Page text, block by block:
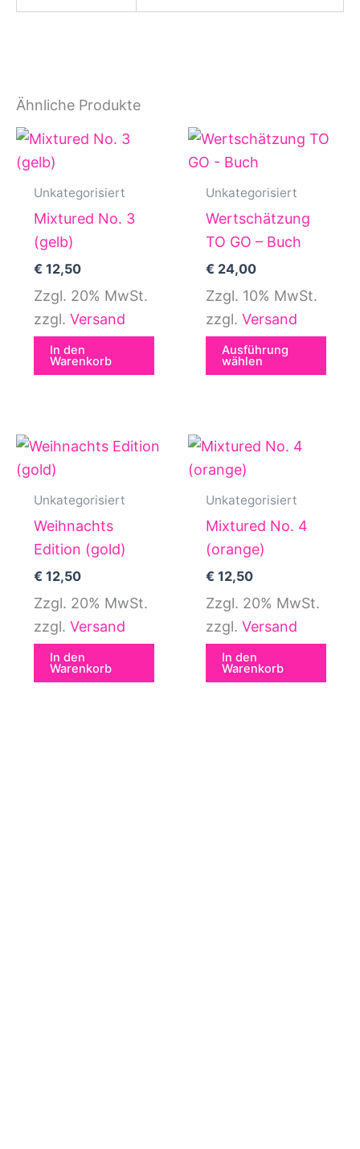
Ähnliche Produkte
Unkategorisiert
Mixtured No. 3
(gelb)
€ 12,50
Zzgl. 20% MwSt.
zzgl. Versand
In den
Warenkorb
Unkategorisiert
Wertschätzung
TO GO – Buch
€ 24,00
Zzgl. 10% MwSt.
zzgl. Versand
Ausführung
wählen
der
Unkategorisiert
Weihnachts
Edition (gold)
€ 12,50
Zzgl. 20% MwSt.
zzgl. Versand
In den
Warenkorb
Unkategorisiert
Mixtured No. 4
(orange)
€ 12,50
Zzgl. 20% MwSt.
zzgl. Versand
In den
Warenkorb